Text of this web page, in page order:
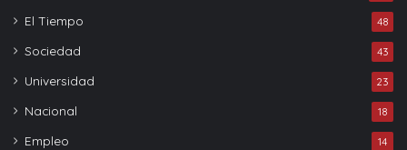
El Tiempo 48
Sociedad 43
Universidad 23
Nacional 18
Empleo 14